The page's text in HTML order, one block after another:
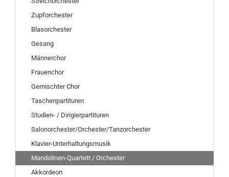
Zupforchester
Blasorchester
Gesang
Männerchor
Frauenchor
Gemischter Chor
Taschenpartituren
Studien- / Dirigierpartituren
Salonorchester/Orchester/Tanzorchester
Klavier-Unterhaltungsmusik
Mandolinen-Quartett / Orchester
Akkordeon